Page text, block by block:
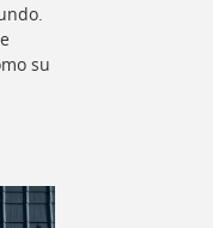
su